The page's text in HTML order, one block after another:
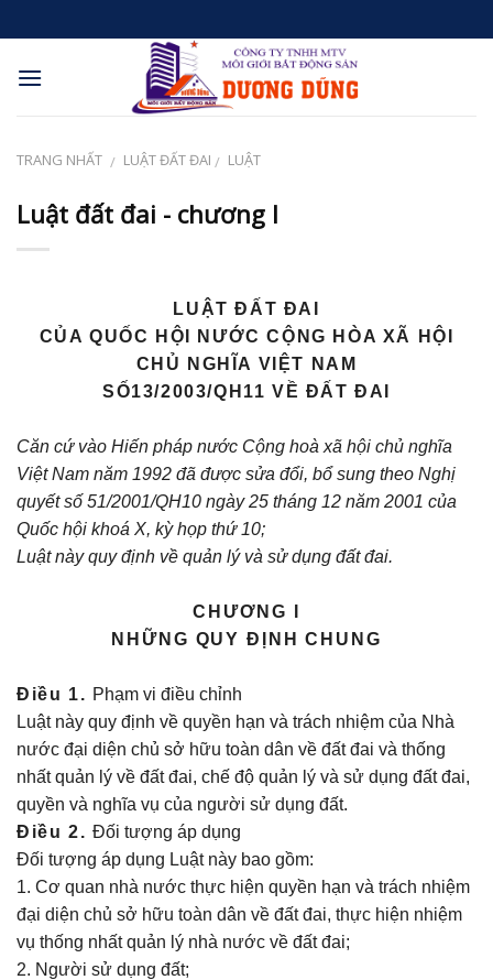
to
content
TRANG NHẤT / LUẬT ĐẤT ĐAI / LUẬT
Luật đất đai - chương I
LUẬT ĐẤT ĐAI
CỦA QUỐC HỘI NƯỚC CỘNG HÒA XÃ HỘI
CHỦ NGHĨA VIỆT NAM
SỐ13/2003/QH11 VỀ ĐẤT ĐAI
Căn cứ vào Hiến pháp nước Cộng hoà xã hội chủ nghĩa
Việt Nam năm 1992 đã được sửa đổi, bổ sung theo Nghị
quyết số 51/2001/QH10 ngày 25 tháng 12 năm 2001 của
Quốc hội khoá X, kỳ họp thứ 10;
Luật này quy định về quản lý và sử dụng đất đai.
CHƯƠNG I
NHỮNG QUY ĐỊNH CHUNG
Điều 1. Phạm vi điều chỉnh
Luật này quy định về quyền hạn và trách nhiệm của Nhà
nước đại diện chủ sở hữu toàn dân về đất đai và thống
nhất quản lý về đất đai, chế độ quản lý và sử dụng đất đai,
quyền và nghĩa vụ của người sử dụng đất.
Điều 2. Đối tượng áp dụng
Đối tượng áp dụng Luật này bao gồm:
1. Cơ quan nhà nước thực hiện quyền hạn và trách nhiệm
đại diện chủ sở hữu toàn dân về đất đai, thực hiện nhiệm
vụ thống nhất quản lý nhà nước về đất đai;
2. Người sử dụng đất;